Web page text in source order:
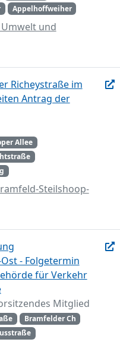
Appelhoffweiher
und
Richeystraße im
Antrag der
Allee
Steilshoop-
- Folgetermin
für Verkehr
Mitglied
Bramfelder Ch